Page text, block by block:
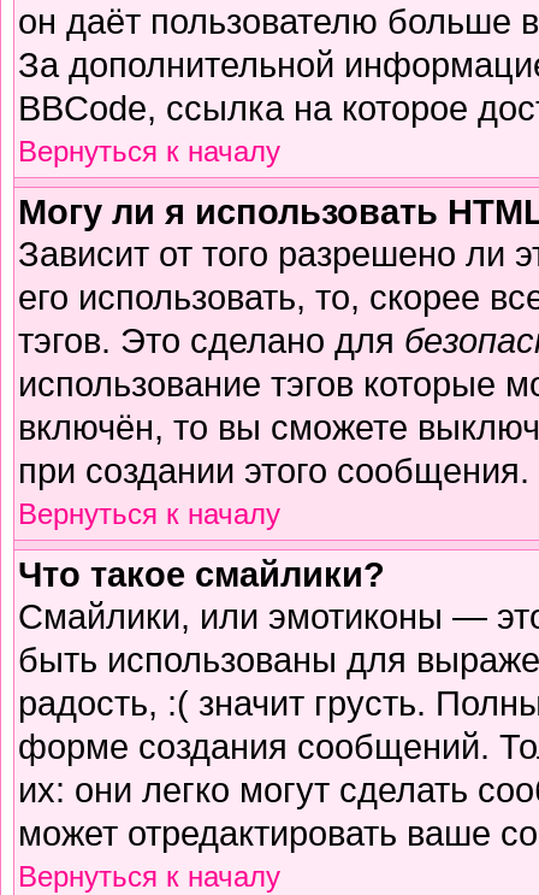
он даёт пользователю больше
За дополнительной
BBCode, ссылка на которое
Вернуться к началу
Могу ли я использовать
Зависит от того разрешено ли
его использовать, то, скорее
тэгов. Это сделано для
использование тэгов которые
включён, то вы сможете
при создании этого сообщения.
Вернуться к началу
Что такое смайлики?
Смайлики, или эмотиконы —
быть использованы для
радость, :( значит грусть.
форме создания сообщений.
их: они легко могут сделать
может отредактировать ваше
Вернуться к началу